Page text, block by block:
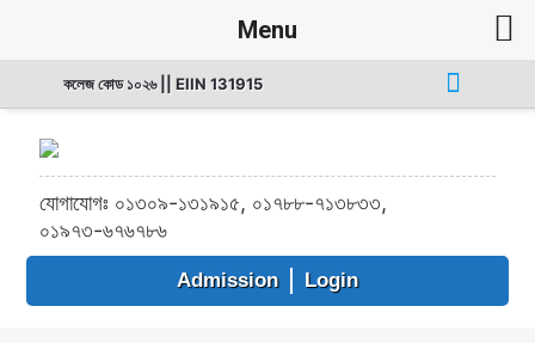
কলেজ কোড ১০২৬ || EIIN 131915
যোগাযোগঃ ০১৩০৯-১৩১৯১৫, ০১৭৮৮-৭১৩৮৩৩,
০১৯৭৩-৬৭৬৭৮৬
Admission Login
Menu